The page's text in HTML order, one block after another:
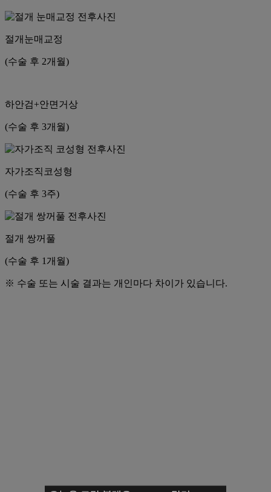
절개눈매교정
(수술 후 2개월)
하안검+안면거상
(수술 후 3개월)
자가조직코성형
(수술 후 3주)
절개 쌍꺼풀
(수술 후 1개월)
※ 수술 또는 시술 결과는 개인마다 차이가 있습니다.